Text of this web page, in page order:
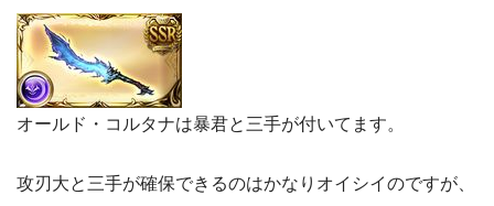
オールド・コルタナは暴君と三手が付いてます。
攻刃大と三手が確保できるのはかなりオイシイのですが、